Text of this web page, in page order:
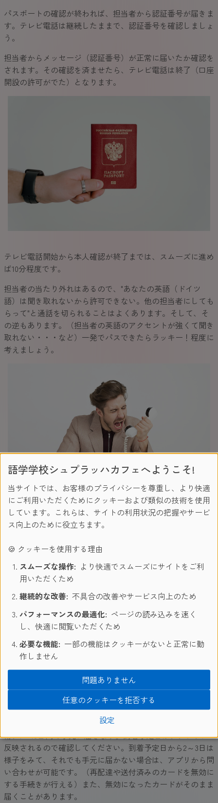
パスポートの確認が終われば、担当者から認証番号が届きま
す。テレビ電話は継続したままで、認証番号を確認しましょ
う。
担当者からメッセージ（認証番号）が正常に届いたか確認を
されます。その確認を済ませたら、テレビ電話は終了（口座
開設の許可がでた）となります。
テレビ電話開始から本人確認が終了までは、スムーズに進め
ば10分程度です。
担当者の当たり外れはあるので、"あなたの英語（ドイツ
語）は聞き取れないから許可できない。他の担当者にしても
らって"と通話を切られることはよくあります。そして、そ
の逆もあります。（担当者の英語のアクセントが強くて聞き
取れない・・・など）一発でパスできたらラッキー！程度に
考えましょう。
5. 口座開設後の流れ
初期ログイン後に自動でアプリの使い方が表示されるます。
※口座を有効にするため（最小額は50ユーロで入金可能な
額が表示される）
※入金時は自分の口座情報を入力する（クレジットカード
も使用可能）
カードの送付を希望する場合、10ユーロの口座引き落としと
なります。後日、白い封筒でキャッシュカード兼デビットカ
ードが登録住所に送られてきます。日本と違い、本人のみ受
け取り可能！なんてことはありません。手渡しではなく、そ
のままポスト投函です。
※今一度、登録住所に誤りがないか確認しておきましょう。
住所に誤りや不足があると、いくら待っても届きません。通
常、7～10日間で手元に届きます。到着予定日は、アプリに
反映されるので確認してください。到着予定日から2～3日は
様子をみて、それでも手元に届かない場合は、アプリから問
い合わせが可能です。（再配達や送付済みのカードを無効に
する手続きが行える）また、無効になったカードがそのまま
届くことがあります。
語学学校シュプラッハカフェへようこそ!
当サイトでは、お客様のプライバシーを尊重し、より快適
にご利用いただくためにクッキーおよび類似の技術を使用
しています。これらは、サイトの利用状況の把握やサービ
ス向上のために役立ちます。
🍪 クッキーを使用する理由
スムーズな操作: より快適でスムーズにサイトをご利
用いただくため
継続的な改善: 不具合の改善やサービス向上のため
パフォーマンスの最適化: ページの読み込みを速く
し、快適に閲覧いただくため
必要な機能: 一部の機能はクッキーがないと正常に動
作しません
設定
任意のクッキーを拒否する
問題ありません